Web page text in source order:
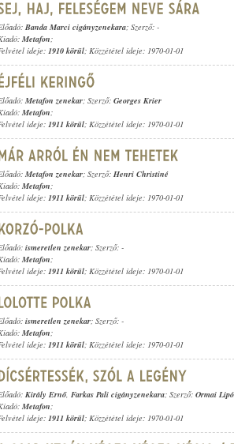
Banda Marci cigányzenekara; Szerző: -
Metafon;
ideje: 1910 körül; Közzététel ideje: 1970-01-01
Metafon zenekar; Szerző: Georges Krier
Metafon;
ideje: 1911 körül; Közzététel ideje: 1970-01-01
Metafon zenekar; Szerző: Henri Christiné
Metafon;
ideje: 1911 körül; Közzététel ideje: 1970-01-01
ismeretlen zenekar; Szerző: -
Metafon;
ideje: 1911 körül; Közzététel ideje: 1970-01-01
ismeretlen zenekar; Szerző: -
Metafon;
ideje: 1911 körül; Közzététel ideje: 1970-01-01
Király Ernő, Farkas Pali cigányzenekara; Szerző: Ormai
Metafon;
ideje: 1911 körül; Közzététel ideje: 1970-01-01